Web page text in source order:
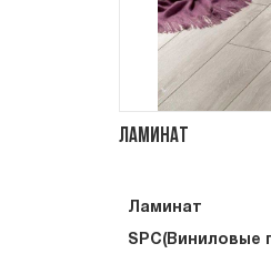
Ламинат
Ламинат
SPC(Виниловые